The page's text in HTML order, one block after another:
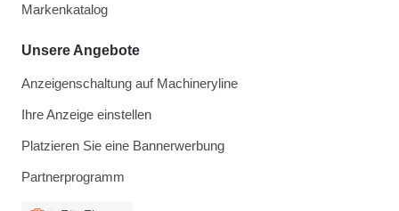
Markenkatalog
Unsere Angebote
Anzeigenschaltung auf Machineryline
Ihre Anzeige einstellen
Platzieren Sie eine Bannerwerbung
Partnerprogramm